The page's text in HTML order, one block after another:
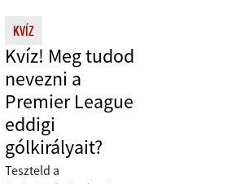
KVÍZ
Kvíz! Meg tudod
nevezni a
Premier League
eddigi
gólkirályait?
Teszteld a